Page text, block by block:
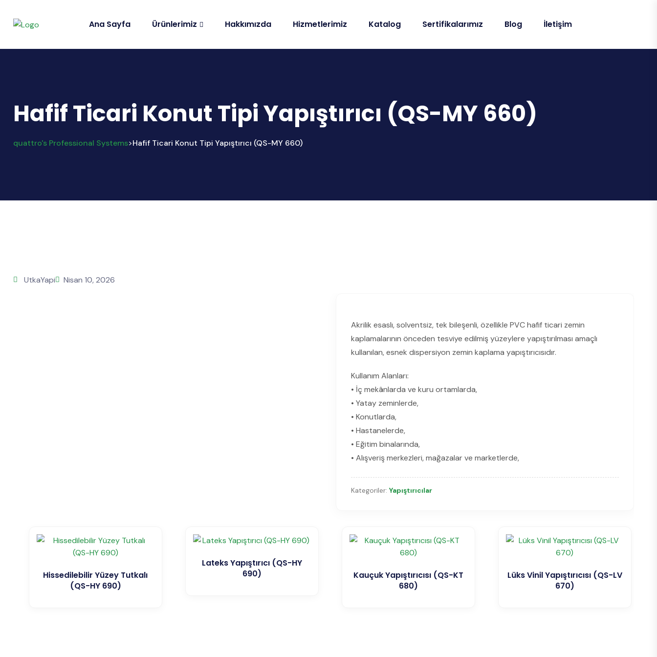
Ana Sayfa Ürünlerimiz Hakkımızda Hizmetlerimiz Katalog Sertifikalarımız Blog İletişim
Hafif Ticari Konut Tipi Yapıştırıcı (QS-MY 660)
quattro's Professional Systems>Hafif Ticari Konut Tipi Yapıştırıcı (QS-MY 660)
UtkaYapi Nisan 10, 2026
Akrilik esaslı, solventsiz, tek bileşenli, özellikle PVC hafif ticari zemin
kaplamalarının önceden tesviye edilmiş yüzeylere yapıştırılması amaçlı
kullanılan, esnek dispersiyon zemin kaplama yapıştırıcısıdır.
Kullanım Alanları:
• İç mekânlarda ve kuru ortamlarda,
• Yatay zeminlerde,
• Konutlarda,
• Hastanelerde,
• Eğitim binalarında,
• Alışveriş merkezleri, mağazalar ve marketlerde,
Kategoriler:Yapıştırıcılar
Hissedilebilir Yüzey Tutkalı
(QS-HY 690)
Lateks Yapıştırıcı (QS-HY
690)
Kauçuk Yapıştırıcısı (QS-KT
680)
Lüks Vinil Yapıştırıcısı (QS-LV
670)